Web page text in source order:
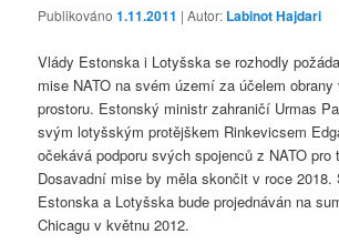
Publikováno1.11.2011 | Autor: Labinot Hajdari
Vlády Estonska i Lotyšska se rozhodly
mise NATO na svém území za účelem obrany
prostoru. Estonský ministr zahraničí Urmas
svým lotyšským protějškem Rinkevicsem
očekává podporu svých spojenců z NATO pro
Dosavadní mise by měla skončit v roce 2018.
Estonska a Lotyšska bude projednáván na
Chicagu v květnu 2012.